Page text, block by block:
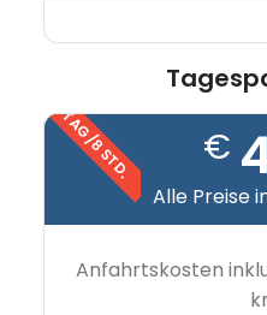
TAG/8 STD. €
Alle Preise
Anfahrtskosten